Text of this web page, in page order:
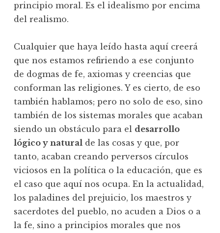
principio moral. Es el idealismo por encima
del realismo.
Cualquier que haya leído hasta aquí creerá
que nos estamos refiriendo a ese conjunto
de dogmas de fe, axiomas y creencias que
conforman las religiones. Y es cierto, de eso
también hablamos; pero no solo de eso, sino
también de los sistemas morales que acaban
siendo un obstáculo para el desarrollo
lógico y natural de las cosas y que, por
tanto, acaban creando perversos círculos
viciosos en la política o la educación, que es
el caso que aquí nos ocupa. En la actualidad,
los paladines del prejuicio, los maestros y
sacerdotes del pueblo, no acuden a Dios o a
la fe, sino a principios morales que nos